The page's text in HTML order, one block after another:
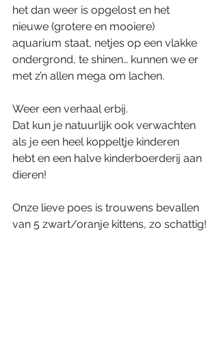
het dan weer is opgelost en het
nieuwe (grotere en mooiere)
aquarium staat, netjes op een vlakke
ondergrond, te shinen… kunnen we er
met z’n allen mega om lachen.
Weer een verhaal erbij.
Dat kun je natuurlijk ook verwachten
als je een heel koppeltje kinderen
hebt en een halve kinderboerderij aan
dieren!
Onze lieve poes is trouwens bevallen
van 5 zwart/oranje kittens, zo schattig!